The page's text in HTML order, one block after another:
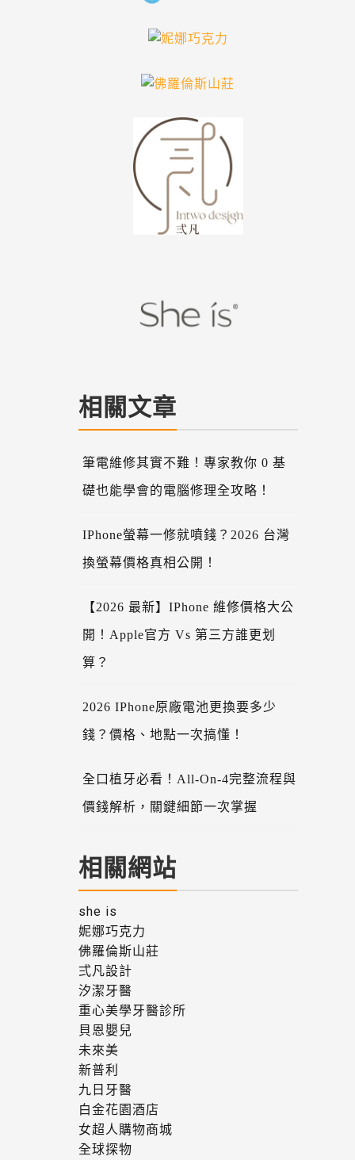
相關文章
筆電維修其實不難！專家教你 0 基
礎也能學會的電腦修理全攻略！
IPhone螢幕一修就噴錢？2026 台灣
換螢幕價格真相公開！
【2026 最新】iPhone 維修價格大公
開！Apple官方 Vs 第三方誰更划
算？
2026 IPhone原廠電池更換要多少
錢？價格、地點一次搞懂！
全口植牙必看！All-On-4完整流程與
價錢解析，關鍵細節一次掌握
相關網站
she is
妮娜巧克力
佛羅倫斯山莊
弍凡設計
汐潔牙醫
重心美學牙醫診所
貝恩嬰兒
未來美
新普利
九日牙醫
白金花園酒店
女超人購物商城
全球探物